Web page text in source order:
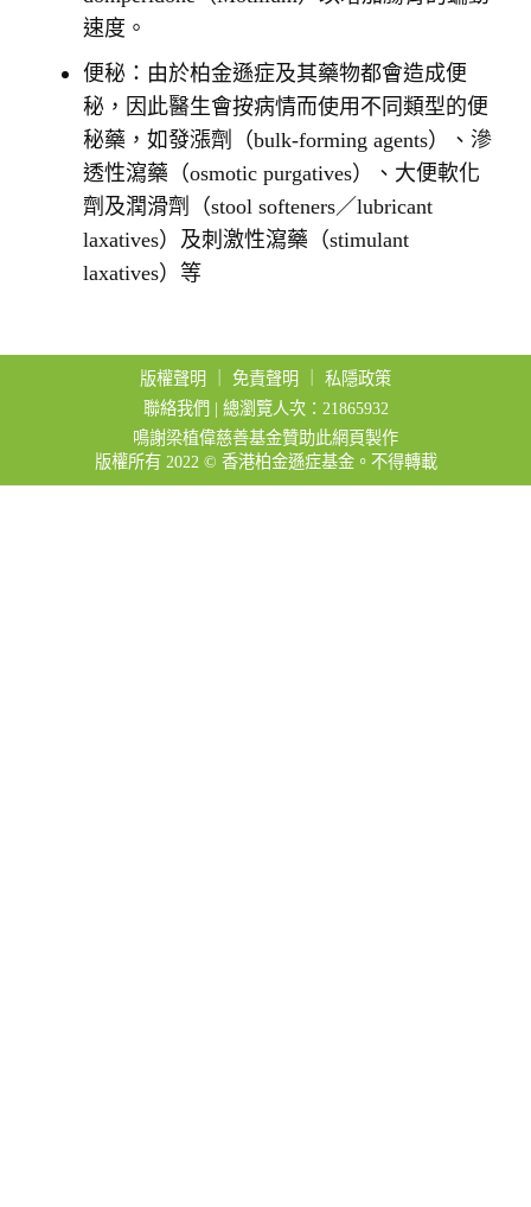
速度。
便秘：由於柏金遜症及其藥物都會造成便
秘，因此醫生會按病情而使用不同類型的便
秘藥，如發漲劑（bulk-forming agents）、滲
透性瀉藥（osmotic purgatives）、大便軟化
劑及潤滑劑（stool softeners／lubricant
laxatives）及刺激性瀉藥（stimulant
laxatives）等
版權聲明 免責聲明
私隱政策
聯絡我們 | 總瀏覽人次：21865932
鳴謝梁植偉慈善基金贊助此網頁製作
版權所有 2022 © 香港柏金遜症基金。不得轉載